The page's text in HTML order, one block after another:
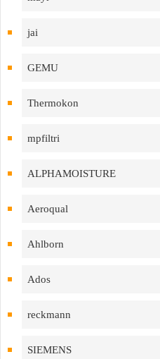
jai
GEMU
Thermokon
mpfiltri
ALPHAMOISTURE
Aeroqual
Ahlborn
Ados
reckmann
SIEMENS